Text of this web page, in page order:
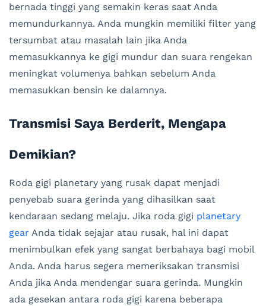
bernada tinggi yang semakin keras saat Anda
memundurkannya. Anda mungkin memiliki filter yang
tersumbat atau masalah lain jika Anda
memasukkannya ke gigi mundur dan suara rengekan
meningkat volumenya bahkan sebelum Anda
memasukkan bensin ke dalamnya.
Transmisi Saya Berderit, Mengapa
Demikian?
Roda gigi planetary yang rusak dapat menjadi
penyebab suara gerinda yang dihasilkan saat
kendaraan sedang melaju. Jika roda gigi planetary
gear Anda tidak sejajar atau rusak, hal ini dapat
menimbulkan efek yang sangat berbahaya bagi mobil
Anda. Anda harus segera memeriksakan transmisi
Anda jika Anda mendengar suara gerinda. Mungkin
ada gesekan antara roda gigi karena beberapa